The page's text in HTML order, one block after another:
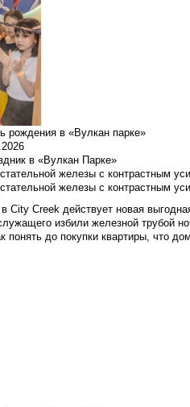
в «Вулкан парке»
в «Вулкан Парке»
железы с контрастным
железы с контрастным
City Creek действует новая
избили железной трубой
понять до покупки квартиры, что